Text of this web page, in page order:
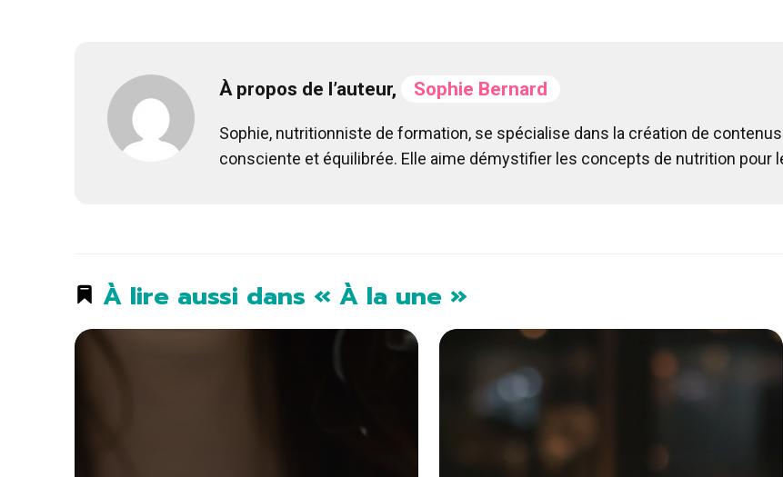
À propos de l’auteur, Sophie Bernard
Sophie, nutritionniste de formation, se spécialise dans la création de
consciente et équilibrée. Elle aime démystifier les concepts de nutrition pour
À lire aussi dans « À la une »